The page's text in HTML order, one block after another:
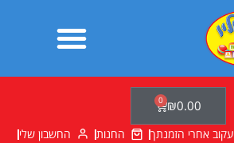
₪0.00
0
עגלת
קניות
עקוב אחרי הזמנתך החנות
החשבון שלי